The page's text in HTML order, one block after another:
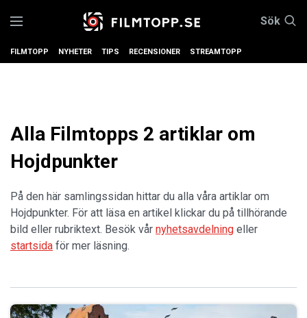
Sök
FILMTOPP NYHETER TIPS RECENSIONER STREAMTOPP
Alla Filmtopps 2 artiklar om
Hojdpunkter
På den här samlingssidan hittar du alla våra artiklar om
Hojdpunkter. För att läsa en artikel klickar du på tillhörande
bild eller rubriktext. Besök vår nyhetsavdelning eller
startsida för mer läsning.